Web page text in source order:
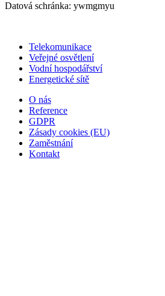
Datová schránka: ywmgmyu
Telekomunikace
Veřejné osvětlení
Vodní hospodářství
Energetické sítě
O nás
Reference
GDPR
Zásady cookies (EU)
Zaměstnání
Kontakt